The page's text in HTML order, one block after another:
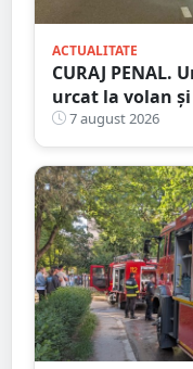
ACTUALITATE
CURAJ PENAL.
urcat la volan
Satu Mare
7 august 2026